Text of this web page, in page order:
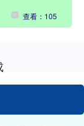
查看：105